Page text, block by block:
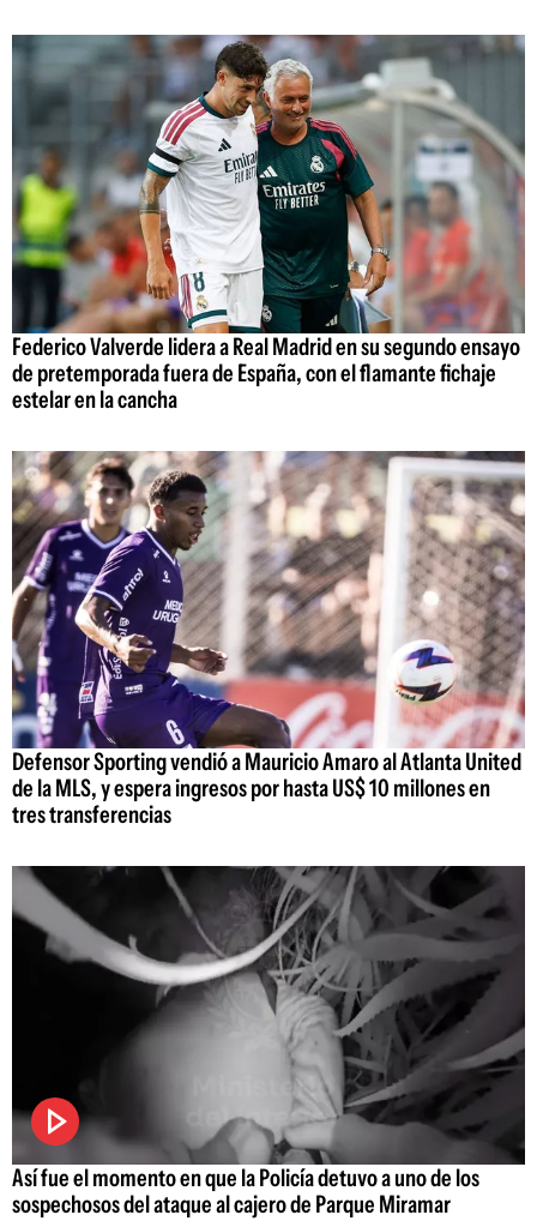
Federico Valverde lidera a Real Madrid en su segundo ensayo
de pretemporada fuera de España, con el flamante fichaje
estelar en la cancha
Defensor Sporting vendió a Mauricio Amaro al Atlanta United
de la MLS, y espera ingresos por hasta US$ 10 millones en
tres transferencias
Así fue el momento en que la Policía detuvo a uno de los
sospechosos del ataque al cajero de Parque Miramar